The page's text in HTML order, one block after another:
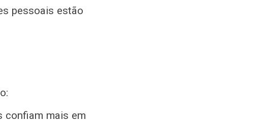
pessoais estão
confiam mais em